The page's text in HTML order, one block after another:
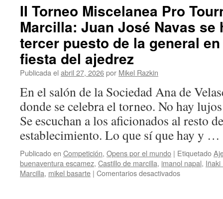
de
la
Txantrea:
Stefan
Alonso
se
corona
sub8
y
Jesús
Martínez
Zazo
hace
caer
la
bandera
II Torneo Miscelanea Pro
Marcilla: Juan José Navas se
tercer puesto de la general
fiesta del ajedrez
Publicada el abril 27, 2026por Mikel Razkin
En el salón de la Sociedad Ana de
donde se celebra el torneo. No hay
Se escuchan a los aficionados al resto
establecimiento. Lo que sí que hay y …
Publicado en Competición, Opens por el mundo | Etiquetado
buenaventura escamez, Castillo de marcilla, imanol napal, Iñaki
Marcilla, mikel basarte | Comentarios desactivadosen